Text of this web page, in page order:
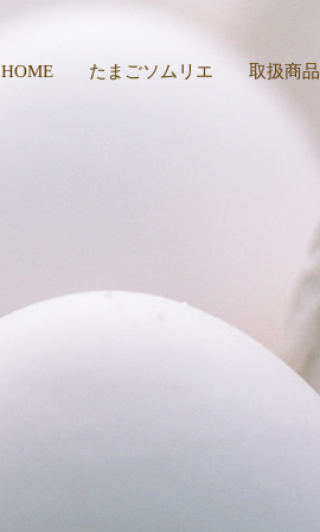
HOME たまごソムリエ 取扱商品